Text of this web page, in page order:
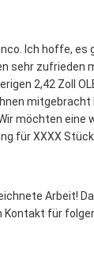
Ich hoffe, es
sehr zufrieden
2,42 Zoll
mitgebracht
möchten eine
für XXXX
Arbeit!
Kontakt für